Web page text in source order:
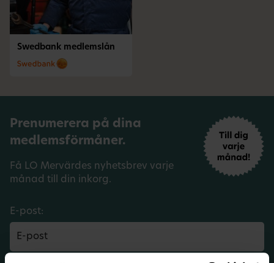
Swedbank medlemslån
Prenumerera på dina
medlemsförmåner.
Få LO Mervärdes nyhetsbrev varje
månad till din inkorg.
E-post: